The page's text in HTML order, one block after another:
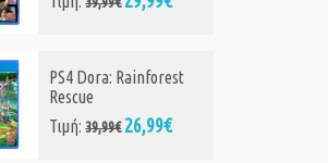
PS4 The Cruel King and
the Great Hero -
Standard Edition